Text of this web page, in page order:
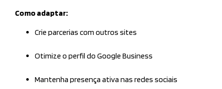
Como adaptar:
Crie parcerias com outros sites
Otimize o perfil do Google Business
Mantenha presença ativa nas redes sociais